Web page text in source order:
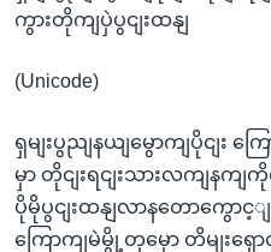
ကွားတိုကျပှဲပွငျးထနျ
(Unicode)
ရှမျးပွညျနယျမွောကျပိုငျး
မှာ တိုငျးရငျးသားလကျနက
ပိုမိုပွငျးထနျလာနတောကွော
ကြောကျမဲမွို့တှမှော တိမျးရှော